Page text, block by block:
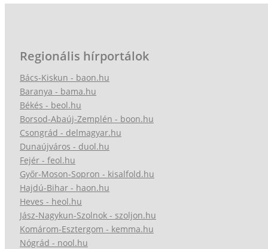
Regionális hírportálok
Bács-Kiskun - baon.hu
Baranya - bama.hu
Békés - beol.hu
Borsod-Abaúj-Zemplén - boon.hu
Csongrád - delmagyar.hu
Dunaújváros - duol.hu
Fejér - feol.hu
Győr-Moson-Sopron - kisalfold.hu
Hajdú-Bihar - haon.hu
Heves - heol.hu
Jász-Nagykun-Szolnok - szoljon.hu
Komárom-Esztergom - kemma.hu
Nógrád - nool.hu